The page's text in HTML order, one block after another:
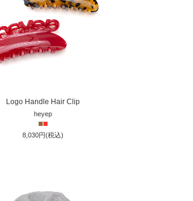
Logo Handle Hair Clip
heyep
■■
8,030円(税込)